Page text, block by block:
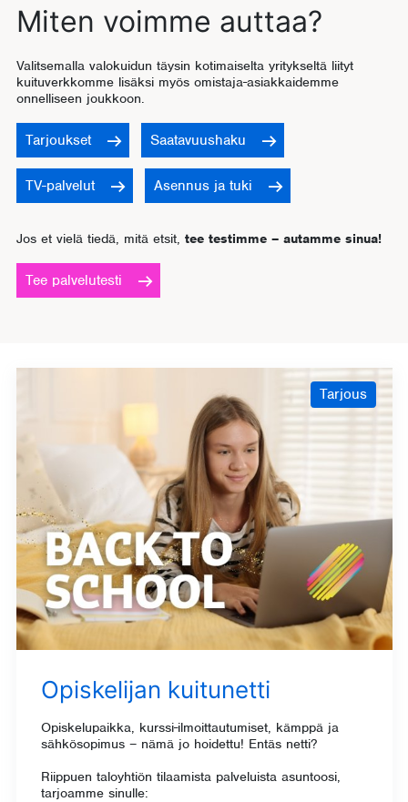
Miten voimme auttaa?
Valitsemalla valokuidun täysin kotimaiselta yritykseltä liityt
kuituverkkomme lisäksi myös omistaja-asiakkaidemme
onnelliseen joukkoon.
Tarjoukset Saatavuushaku
TV-palvelut Asennus ja tuki
Jos et vielä tiedä, mitä etsit, tee testimme – autamme sinua!
Tee palvelutesti
Tarjous
Opiskelijan kuitunetti
Opiskelupaikka, kurssi-ilmoittautumiset, kämppä ja
sähkösopimus – nämä jo hoidettu! Entäs netti?
Riippuen taloyhtiön tilaamista palveluista asuntoosi,
tarjoamme sinulle: